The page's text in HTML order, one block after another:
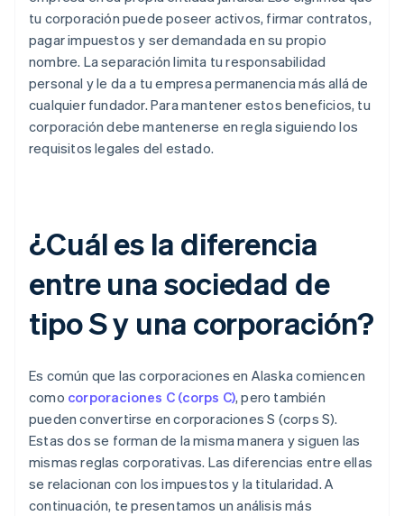
tu corporación puede poseer activos, firmar contratos,
pagar impuestos y ser demandada en su propio
nombre. La separación limita tu responsabilidad
personal y le da a tu empresa permanencia más allá de
cualquier fundador. Para mantener estos beneficios, tu
corporación debe mantenerse en regla siguiendo los
requisitos legales del estado.
¿Cuál es la diferencia
entre una sociedad de
tipo S y una corporación?
Es común que las corporaciones en Alaska comiencen
como corporaciones C (corps C), pero también
pueden convertirse en corporaciones S (corps S).
Estas dos se forman de la misma manera y siguen las
mismas reglas corporativas. Las diferencias entre ellas
se relacionan con los impuestos y la titularidad. A
continuación, te presentamos un análisis más